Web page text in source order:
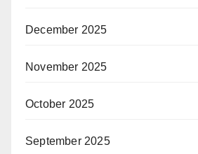
December 2025
November 2025
October 2025
September 2025